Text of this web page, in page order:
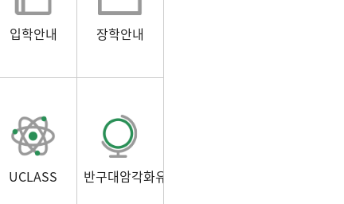
입학안내 장학안내
UCLASS 반구대암각화유적보존연구소